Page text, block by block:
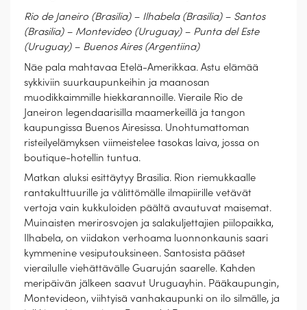
Rio de Janeiro (Brasilia) – Ilhabela (Brasilia) – Santos
(Brasilia) – Montevideo (Uruguay) – Punta del Este
(Uruguay) – Buenos Aires (Argentiina)
Näe pala mahtavaa Etelä-Amerikkaa. Astu elämää
sykkiviin suurkaupunkeihin ja maanosan
muodikkaimmille hiekkarannoille. Vieraile Rio de
Janeiron legendaarisilla maamerkeillä ja tangon
kaupungissa Buenos Airesissa. Unohtumattoman
risteilyelämyksen viimeistelee tasokas laiva, jossa on
boutique-hotellin tuntua.
Matkan aluksi esittäytyy Brasilia. Rion riemukkaalle
rantakulttuurille ja välittömälle ilmapiirille vetävät
vertoja vain kukkuloiden päältä avautuvat maisemat.
Muinaisten merirosvojen ja salakuljettajien piilopaikka,
Ilhabela, on viidakon verhoama luonnonkaunis saari
kymmenine vesiputouksineen. Santosista pääset
vierailulle viehättävälle Guaruján saarelle. Kahden
meripäivän jälkeen saavut Uruguayhin. Pääkaupungin,
Montevideon, viihtyisä vanhakaupunki on ilo silmälle, ja